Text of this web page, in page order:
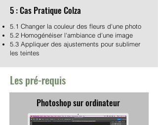
5 : Cas Pratique Colza
5.1 Changer la couleur des fleurs d'une photo
5.2 Homogénéiser l'ambiance d'une image
5.3 Appliquer des ajustements pour sublimer
les teintes
Les pré-requis
Photoshop sur ordinateur